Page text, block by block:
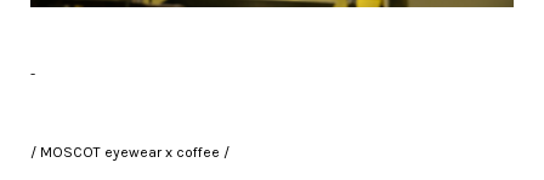
-
/ MOSCOT eyewear x coffee /